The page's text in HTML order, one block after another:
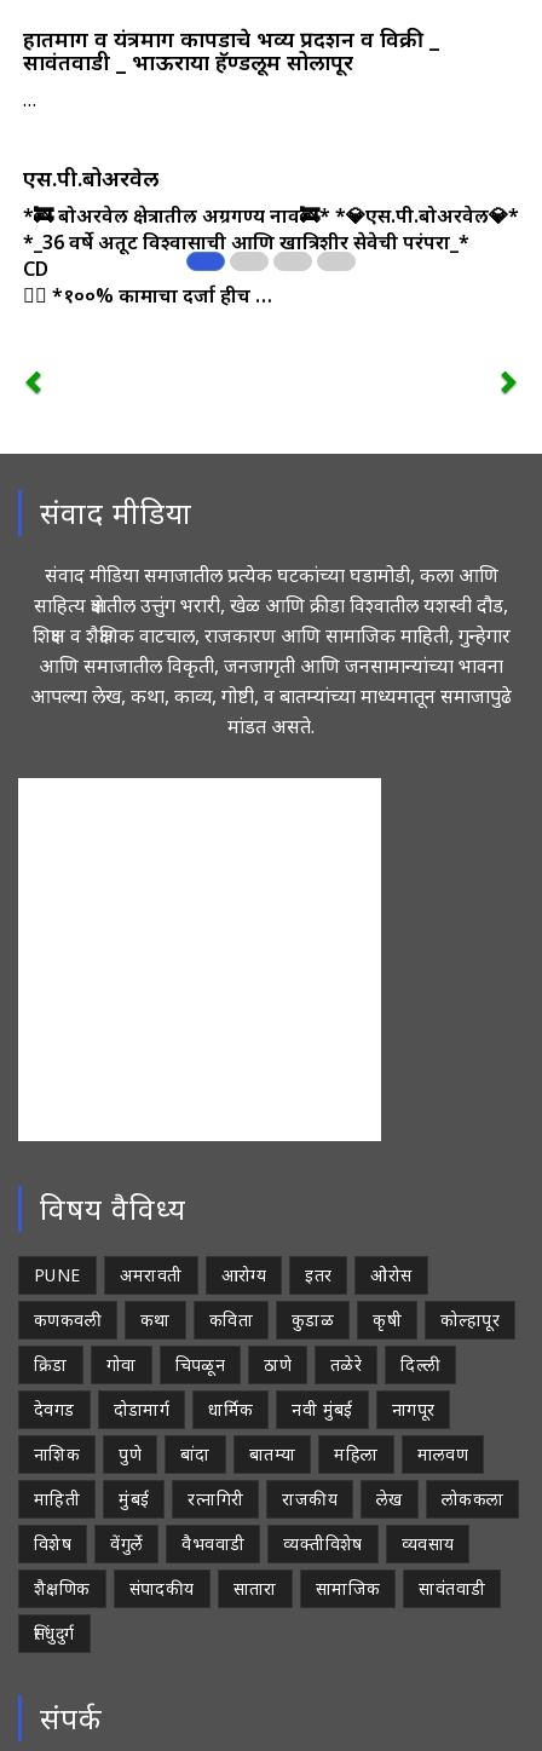
हातमाग व यंत्रमाग कापडाचे भव्य प्रदर्शन व विक्री _
सावंतवाडी _ भाऊराया हॅण्डलूम सोलापूर
…
एस.पी.बोअरवेल
*🚒 बोअरवेल क्षेत्रातील अग्रगण्य नाव🚒**💎एस.पी.बोअरवेल💎*
*_36 वर्षे अतूट विश्वासाची आणि खात्रिशीर सेवेची परंपरा_*
CD
💁‍♂️ *१००% कामाचा दर्जा हीच …
संवाद मीडिया
संवाद मीडिया समाजातील प्रत्येक घटकांच्या घडामोडी, कला आणि
साहित्य क्षेत्रातील उत्तुंग भरारी, खेळ आणि क्रीडा विश्वातील यशस्वी दौड,
शिक्षण व शैक्षणिक वाटचाल, राजकारण आणि सामाजिक माहिती, गुन्हेगार
आणि समाजातील विकृती, जनजागृती आणि जनसामान्यांच्या भावना
आपल्या लेख, कथा, काव्य, गोष्टी, व बातम्यांच्या माध्यमातून समाजापुढे
मांडत असते.
विषय वैविध्य
PUNE अमरावती आरोग्य इतर
ओरोस
कणकवली
कथा कविता कुडाळ कृषी
कोल्हापूर
क्रिडा
गोवा चिपळून ठाणे तळेरे
दिल्ली
देवगड
दोडामार्ग धार्मिक नवी मुंबई
नागपूर
नाशिक
पुणे बांदा बातम्या महिला
मालवण
माहिती
मुंबई रत्नागिरी राजकीय लेख
लोककला
विशेष
वेंगुर्ले वैभववाडी व्यक्तीविशेष
व्यवसाय
शैक्षणिक
संपादकीय सातारा सामाजिक
सावंतवाडी
सिंधुदुर्ग
संपर्क